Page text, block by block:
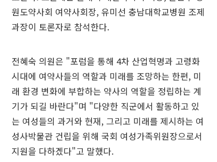
원도약사회 여약사회장, 유미선 충남대학교병원 조제
과장이 토론자로 참석한다.
전혜숙 의원은 "포럼을 통해 4차 산업혁명과 고령화
시대에 여약사들의 역할과 미래를 조망하는 한편, 미
래 환경 변화에 부합하는 약사의 역할을 정립하는 계
기가 되길 바란다"며 "다양한 직군에서 활동하고 있
는 여성들의 과거와 현재, 그리고 미래를 제시하는 여
성사박물관 건립을 위해 국회 여성가족위원장으로서
지원을 다하겠다"고 말했다.